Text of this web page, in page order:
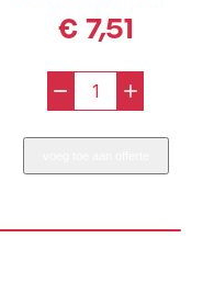
€7,51
-
Klaptafel
120
/
aantal
+